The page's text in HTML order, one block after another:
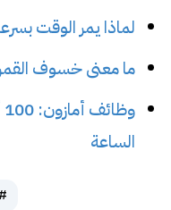
لماذا يمر الوقت
ما معنى خسوف القمر
الساعة